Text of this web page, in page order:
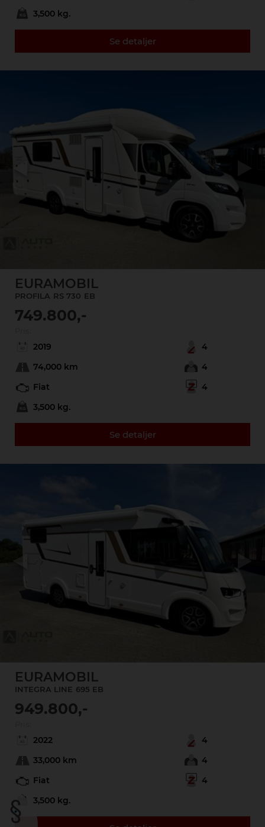
3,500 kg.
Se detaljer
EURAMOBIL
PROFILA RS 730 EB
749.800,-
2019
4
74,000 km
4
Fiat
4
3,500 kg.
Se detaljer
EURAMOBIL
INTEGRA LINE 695 EB
949.800,-
2022
4
33,000 km
4
Fiat
4
3,500 kg.